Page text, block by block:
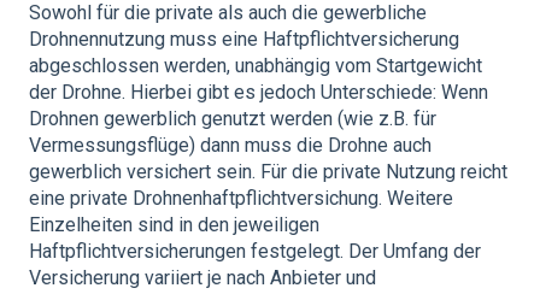
Sowohl für die private als auch die gewerbliche
Drohnennutzung muss eine Haftpflichtversicherung
abgeschlossen werden, unabhängig vom Startgewicht
der Drohne. Hierbei gibt es jedoch Unterschiede: Wenn
Drohnen gewerblich genutzt werden (wie z.B. für
Vermessungsflüge) dann muss die Drohne auch
gewerblich versichert sein. Für die private Nutzung reicht
eine private Drohnenhaftpflichtversichung. Weitere
Einzelheiten sind in den jeweiligen
Haftpflichtversicherungen festgelegt. Der Umfang der
Versicherung variiert je nach Anbieter und